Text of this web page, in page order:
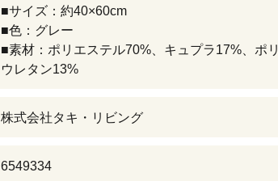
■サイズ：約40×60cm
■色：グレー
■素材：ポリエステル70%、キュプラ17%、ポリ
ウレタン13%
株式会社タキ・リビング
6549334